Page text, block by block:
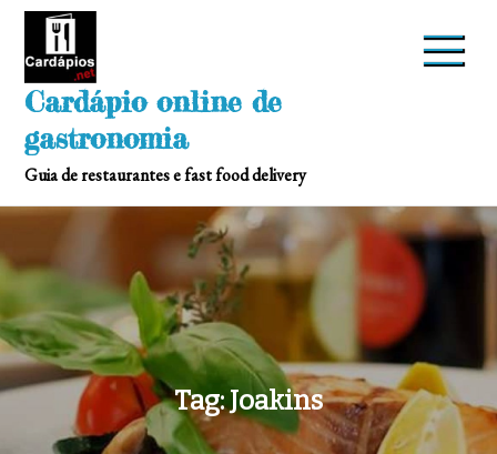
Skip
Cardápio online de
gastronomia
Guia de restaurantes e fast food delivery
Tag:Joakins